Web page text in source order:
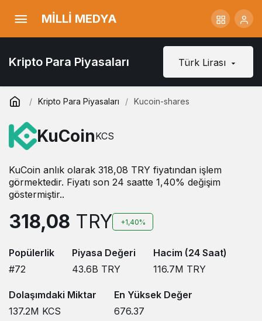
MİLLİ MEDYA
Kripto Para Piyasaları Türk Lirası
Kripto Para Piyasaları Kucoin-shares
KuCoinKCS
KuCoin anlık olarak 318,08 TRY fiyatından işlem
görmektedir. Fiyatı son 24 saatte 1,40% değişim
göstermiştir..
318,08 TRY +1,40%
Popülerlik
#72
Piyasa Değeri
43.6B TRY
Hacim (24 Saat)
116.7M TRY
Dolaşımdaki Miktar
137.2M KCS
En Yüksek Değer
676.37